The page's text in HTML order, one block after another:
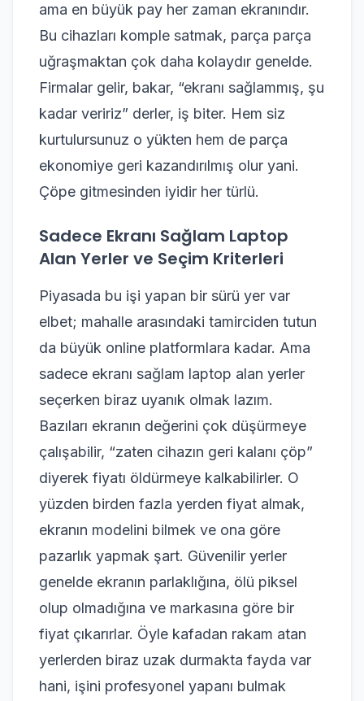
ama en büyük pay her zaman ekranındır.
Bu cihazları komple satmak, parça parça
uğraşmaktan çok daha kolaydır genelde.
Firmalar gelir, bakar, “ekranı sağlammış, şu
kadar veririz” derler, iş biter. Hem siz
kurtulursunuz o yükten hem de parça
ekonomiye geri kazandırılmış olur yani.
Çöpe gitmesinden iyidir her türlü.
Sadece Ekranı Sağlam Laptop
Alan Yerler ve Seçim Kriterleri
Piyasada bu işi yapan bir sürü yer var
elbet; mahalle arasındaki tamirciden tutun
da büyük online platformlara kadar. Ama
sadece ekranı sağlam laptop alan yerler
seçerken biraz uyanık olmak lazım.
Bazıları ekranın değerini çok düşürmeye
çalışabilir, “zaten cihazın geri kalanı çöp”
diyerek fiyatı öldürmeye kalkabilirler. O
yüzden birden fazla yerden fiyat almak,
ekranın modelini bilmek ve ona göre
pazarlık yapmak şart. Güvenilir yerler
genelde ekranın parlaklığına, ölü piksel
olup olmadığına ve markasına göre bir
fiyat çıkarırlar. Öyle kafadan rakam atan
yerlerden biraz uzak durmakta fayda var
hani, işini profesyonel yapanı bulmak